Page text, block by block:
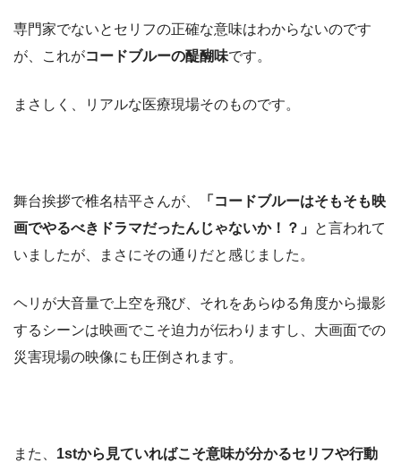
専門家でないとセリフの正確な意味はわからないのです
が、これがコードブルーの醍醐味です。
まさしく、リアルな医療現場そのものです。
舞台挨拶で椎名桔平さんが、
「コードブルーはそもそも映
画でやるべきドラマだったんじゃないか！？」 と言われて
いましたが、まさにその通りだと感じました。
ヘリが大音量で上空を飛び、それをあらゆる角度から撮影
するシーンは映画でこそ迫力が伝わりますし、大画面での
災害現場の映像にも圧倒されます。
また、 1stから見ていればこそ意味が分かるセリフや行動